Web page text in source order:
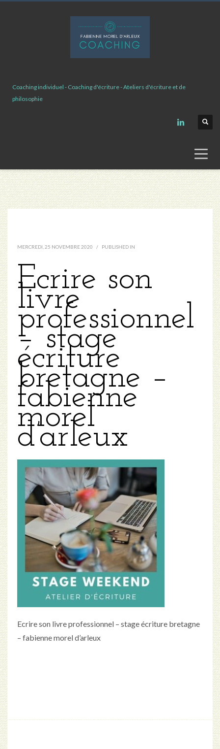
Coaching individuel - Coaching d'écriture - Ateliers d'écriture et de
philosophie
MERCREDI, 25 NOVEMBRE 2020 / PUBLISHED IN
Ecrire son
livre
professionnel
– stage
écriture
bretagne –
fabienne
morel
d’arleux
Ecrire son livre professionnel – stage écriture bretagne
– fabienne morel d’arleux